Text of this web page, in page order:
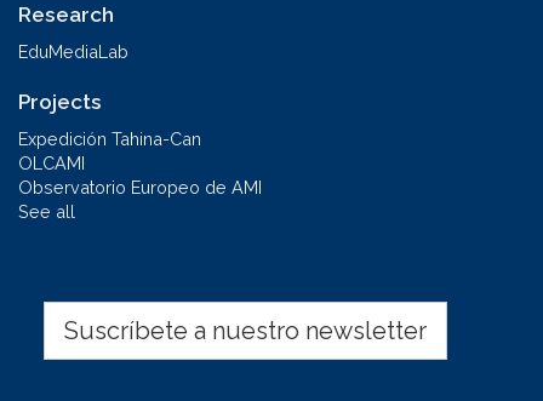
Research
EduMediaLab
Projects
Expedición Tahina-Can
OLCAMI
Observatorio Europeo de AMI
See all
Suscríbete a nuestro newsletter